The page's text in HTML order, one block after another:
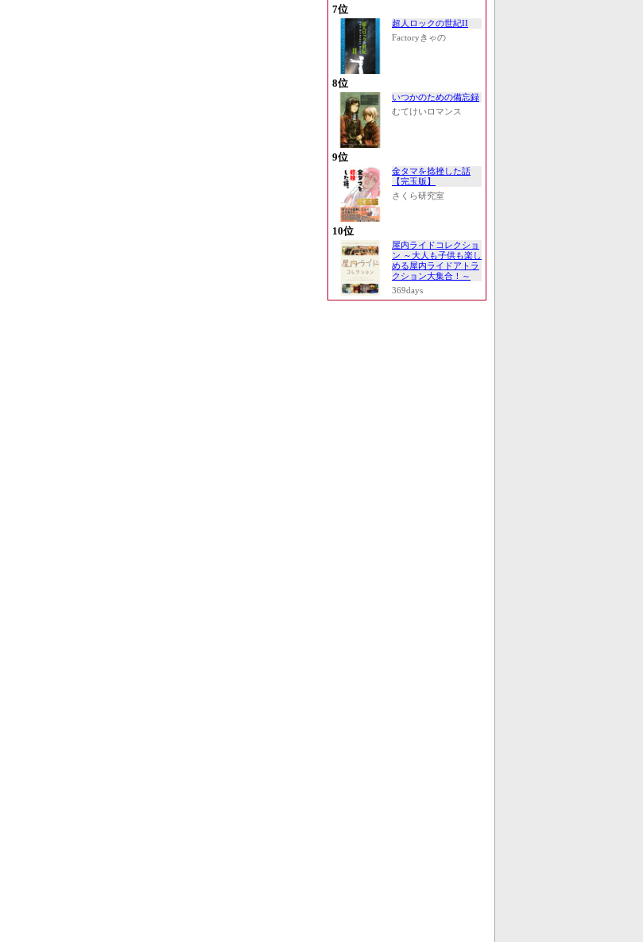
7位
超人ロックの世紀II
Factoryきゃの
8位
いつかのための備忘録
むてけいロマンス
9位
金タマを捻挫した話
【完玉版】
さくら研究室
10位
屋内ライドコレクショ
ン ～大人も子供も楽し
める屋内ライドアトラ
クション大集合！～
369days